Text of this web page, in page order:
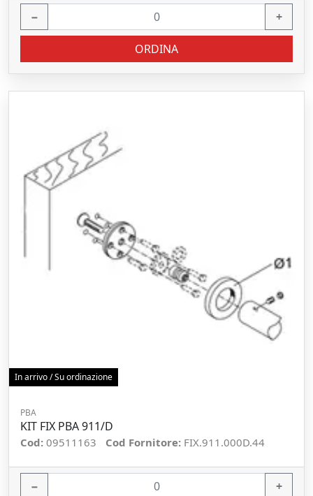
− +
ORDINA
In arrivo / Su ordinazione
PBA
KIT FIX PBA 911/D
Cod: 09511163 Cod Fornitore: FIX.911.000D.44
− +